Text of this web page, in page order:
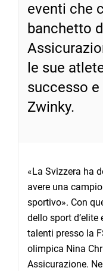
eventi che
banchetto
le sue
successo
Zwinky.
«La Svizzera ha
avere una
sportivo». Con
dello sport
talenti presso la
olimpica Nina
Assicurazione.